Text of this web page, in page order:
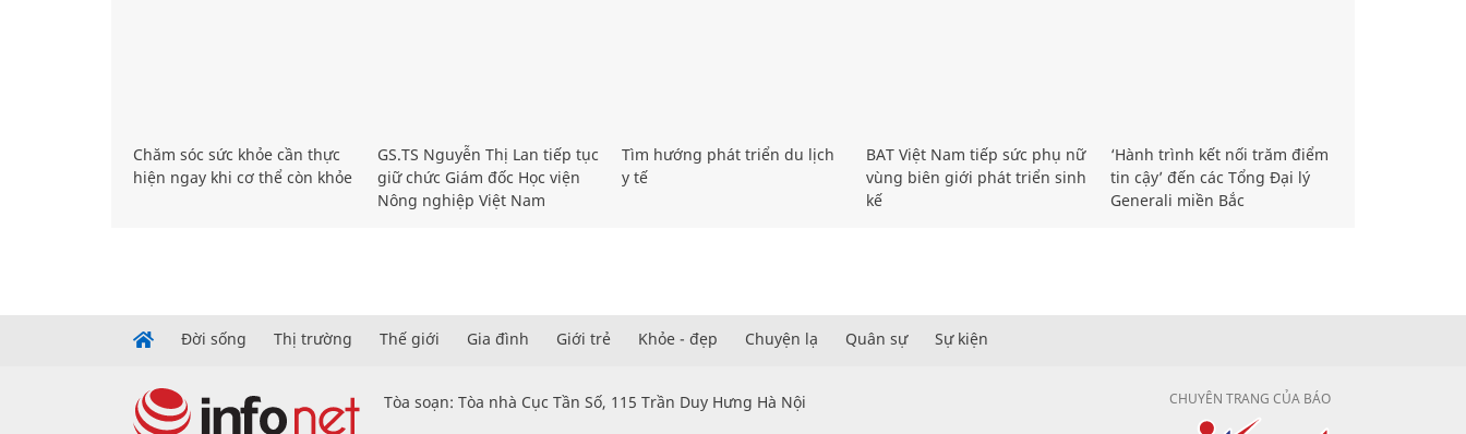
Chăm sóc sức khỏe cần thực
hiện ngay khi cơ thể còn khỏe
GS.TS Nguyễn Thị Lan tiếp tục
giữ chức Giám đốc Học viện
Nông nghiệp Việt Nam
Tìm hướng phát triển du lịch
y tế
BAT Việt Nam tiếp sức phụ nữ
vùng biên giới phát triển sinh
kế
‘Hành trình kết nối trăm điểm
tin cậy’ đến các Tổng Đại lý
Generali miền Bắc
Đời sống Thị trường Thế giới Gia đình Giới trẻ Khỏe - đẹp Chuyện lạ Quân sự Sự kiện
Tòa soạn: Tòa nhà Cục Tần Số, 115 Trần Duy Hưng Hà Nội
CHUYÊN TRANG CỦA BÁO